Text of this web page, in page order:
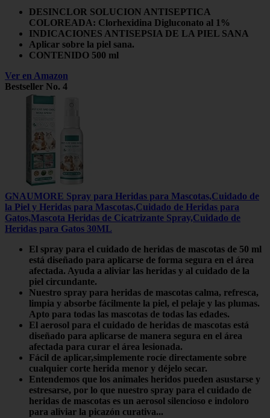
DESINCLOR SOLUCION ANTISEPTICA
COLOREADA: Clorhexidina Digluconato al 1%
INDICACIONES ANTISEPSIA DE LA PIEL SANA
Aplicar sobre la piel sana.
CONTENIDO 500 ml
Ver en Amazon
Bestseller No. 4
GNAUMORE Spray para Heridas para Mascotas,Cuidado de
la Piel y Heridas para Mascotas,Cuidado de Heridas para
Gatos,Mascota Heridas de Cicatrizante Spray,Cuidado de
Heridas para Gatos 30ML
El spray para el cuidado de heridas de mascotas de 50 ml
está diseñado para aplicarse de forma segura en el área
afectada. Ayuda a aliviar las heridas y al cuidado de la
piel circundante.
Nuestro spray para heridas de mascotas calma, refresca,
limpia y absorbe fácilmente la piel, el pelaje y las plumas.
Apto para todas las mascotas de todas las edades.
El aerosol para el cuidado de heridas de mascotas está
diseñado para aplicarse de manera segura en el área
afectada para curar el área lesionada.
Fácil de aplicar,simplemente rocíe directamente sobre
cualquier corte herida menor y déjelo secar.
Entendemos que los animales heridos pueden asustarse y
estresarse, por lo que nuestro spray para el cuidado de
heridas de mascotas es un aerosol silencioso e indoloro
para aliviar la picazón curativa...